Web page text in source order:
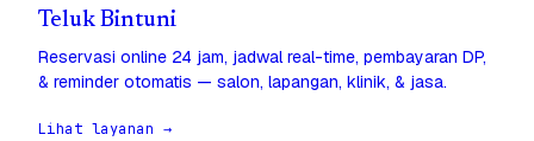
Teluk Bintuni
Reservasi online 24 jam, jadwal real-time, pembayaran DP,
& reminder otomatis — salon, lapangan, klinik, & jasa.
Lihat layanan →